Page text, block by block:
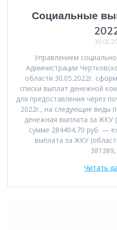
Социальные
Управлением
Администрации
области 30.05.2022г.
списки выплат денежной
для предоставления через
2022г., на следующие виды
денежная выплата за
сумме 284404,70 руб. —
выплата за ЖКУ
Читать